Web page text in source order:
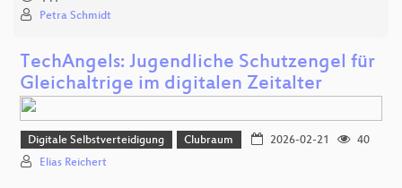
Petra Schmidt
TechAngels: Jugendliche Schutzengel für
Gleichaltrige im digitalen Zeitalter
Digitale Selbstverteidigung Clubraum 2026-02-21
40
Elias Reichert